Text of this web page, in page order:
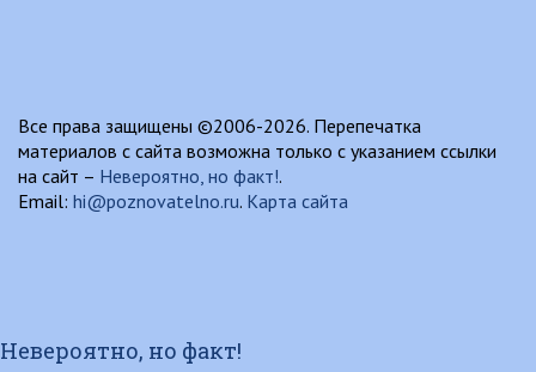
Все права защищены ©2006-2026. Перепечатка
материалов с сайта возможна только с указанием ссылки
на сайт – Невероятно, но факт!.
Email: hi@poznovatelno.ru. Карта сайта
Невероятно, но факт!